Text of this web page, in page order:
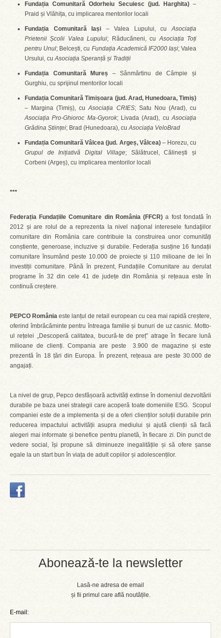
Abonează-te la newsletter
Lasă-ne adresa de email
și fii primul care află noutățile.
E-mail:
Fundația Comunitară Odorheiu Secuiesc (jud. Harghita)–
Praid și Vlăhița, cu implicarea mentorilor locali
Fundația Comunitară Iași – Valea Lupului, cuAsociația
Prietenii Școlii Valea Lupului; Răducăneni, cuAsociația Toți
pentru Unul; Belcești, cu Fundația Academică IF2000 Iași; Valea
Ursului, cuAsociația Speranță și Tradiții
Fundația Comunitară Mureș – Sânmărtinu de Câmpie și
Gurghiu, cu sprijinul mentorilor locali
Fundația Comunitară Timișoara (jud. Arad, Hunedoara, Timiș)
– Margina (Timiș), cuAsociația CRIES; Satu Nou (Arad), cu
Asociația Pro-Ghioroc Ma-Gyorok; Livada (Arad), cuAsociația
Grădina Științei; Brad (Hunedoara), cuAsociația VeloBrad
Fundația Comunitară Vâlcea (jud. Argeș, Vâlcea)– Horezu, cu
Grupul de Inițiativă Digital Village; Sălătrucel, Călinești și
Corbeni (Argeș), cu implicarea mentorilor locali
***
Federația Fundațiile Comunitare din România (FFCR)a fost fondată în
2012 și are rolul de a reprezenta la nivel naţional interesele fundaţiilor
comunitare din România care contribuie la construirea unor comunități
conștiente, generoase, incluzive și durabile. Federația susține 16 fundații
comunitare însumând peste 10.000 de proiecte și 110 milioane de lei în
investiții comunitare. Până în prezent, Fundațiile Comunitare au derulat
programe în 32 din cele 41 de județe din România și rețeaua este în
continuă creștere.
PEPCO România este lanțul de retail european cu cea mai rapidă creștere,
oferind îmbrăcăminte pentru întreaga familie și bunuri de uz casnic. Motto-
ul rețelei „Descoperă calitatea, bucură-te de preț” atrage în fiecare lună
milioane de clienți. Compania are peste 3.900 de magazine și este
prezentă în 18 țări din Europa. În prezent, rețeaua are peste 30.000 de
angajați.
La nivel de grup, Pepco desfășoară activități extinse în domeniul dezvoltării
durabile pe baza unei strategii care acoperă toate domeniile ESG. Scopul
companiei este de a implementa și de a oferi clienților soluții durabile prin
reducerea impactului activității asupra mediului și ajută clienții să facă
alegeri mai informate și benefice pentru planetă, în fiecare zi. Din punct de
vedere social, își propune să diminueze inegalitățile și să ofere șanse
egale la un start bun în viața de adult copiilor și adolescenților.